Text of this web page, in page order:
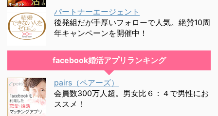
パートナーエージェント
後発組だが手厚いフォローで人気。絶賛10周
年キャンペーンを開催中！
facebook婚活アプリランキング
pairs（ペアーズ）
会員数300万人超。男女比６：４で男性にお
ススメ！